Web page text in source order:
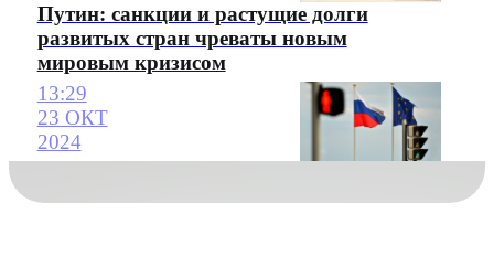
Путин: санкции и растущие долги
развитых стран чреваты новым
мировым кризисом
13:29
23 ОКТ
2024